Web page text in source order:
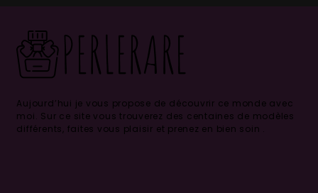
Aujourd’hui je vous propose de découvrir ce monde avec
moi. Sur ce site vous trouverez des centaines de modèles
différents, faites vous plaisir et prenez en bien soin .